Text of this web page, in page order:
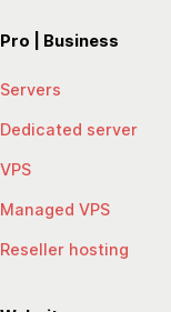
Pro | Business
Servers
Dedicated server
VPS
Managed VPS
Reseller hosting